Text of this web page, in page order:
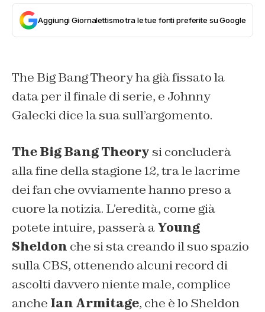
Aggiungi Giornalettismo tra le tue fonti preferite su Google
The Big Bang Theory ha già fissato la
data per il finale di serie, e Johnny
Galecki dice la sua sull’argomento.
The Big Bang Theory si concluderà
alla fine della stagione 12, tra le lacrime
dei fan che ovviamente hanno preso a
cuore la notizia. L’eredità, come già
potete intuire, passerà aYoung
Sheldon che si sta creando il suo spazio
sullaCBS, ottenendo alcuni record di
ascolti davvero niente male, complice
anche Ian Armitage, che è lo Sheldon